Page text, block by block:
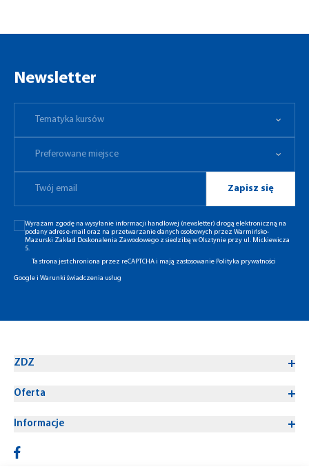
Newsletter
Tematyka kursów
Preferowane miejsce
Zapisz się
Wyrażam zgodę na wysyłanie informacji handlowej (newsletter) drogą elektroniczną na
podany adres e-mail oraz na przetwarzanie danych osobowych przez Warmińsko-
Mazurski Zakład Doskonalenia Zawodowego z siedzibą w Olsztynie przy ul. Mickiewicza
5.
Ta strona jest chroniona przez reCAPTCHA i mają zastosowanie Polityka prywatności
Googlei Warunki świadczenia usług
ZDZ
Oferta
Informacje